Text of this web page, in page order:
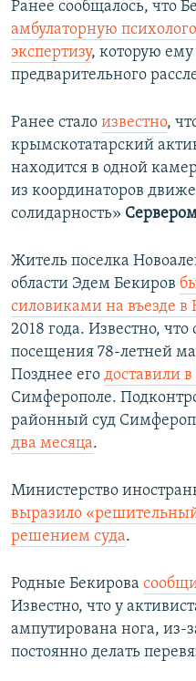
Ранее сообщалось, что
амбулаторную
экспертизу, которую
предварительного
Ранее стало известно,
крымскотатарский
находится в одной
из координаторов
солидарность»
Житель поселка
области Эдем Бекиров
силовиками на въезде
2018 года. Известно,
посещения 78-летней
Позднее его доставили
Симферополе.
районный суд
два месяца.
Министерство
выразило «решительный
решением суда.
Родные Бекирова
Известно, что у
ампутирована нога, из-
постоянно делать